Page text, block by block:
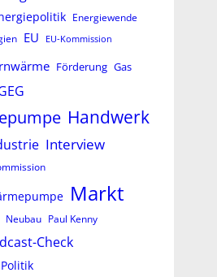
Energiewende
EU EU-Kommission
Förderung Gas
Handwerk
Interview
Markt
Neubau Paul Kenny
Check
Politik